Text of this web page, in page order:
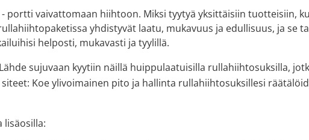
- portti vaivattomaan hiihtoon. Miksi tyytyä yksittäisiin tuotteisiin,
yhdistyvät laatu, mukavuus ja edullisuus, ja se
helposti, mukavasti ja tyylillä.
sujuvaan kyytiin näillä huippulaatuisilla rullahiihtosuksilla,
Koe ylivoimainen pito ja hallinta rullahiihtosuksillesi
lisäosilla: